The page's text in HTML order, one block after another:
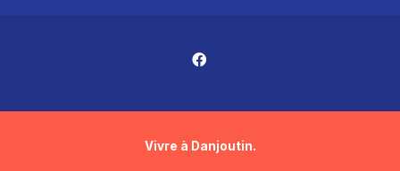
Vivre à Danjoutin.